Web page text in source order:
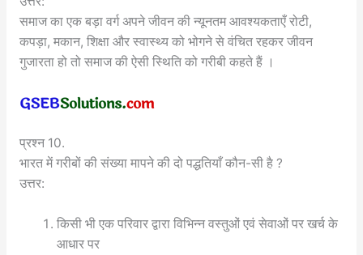
समाज का एक बड़ा वर्ग अपने जीवन की न्यूनतम आवश्यकताएँ रोटी,
कपड़ा, मकान, शिक्षा और स्वास्थ्य को भोगने से वंचित रहकर जीवन
गुजारता हो तो समाज की ऐसी स्थिति को गरीबी कहते हैं ।
प्रश्न 10.
भारत में गरीबों की संख्या मापने की दो पद्धतियाँ कौन-सी है ?
उत्तर:
किसी भी एक परिवार द्वारा विभिन्न वस्तुओं एवं सेवाओं पर खर्च के
आधार पर